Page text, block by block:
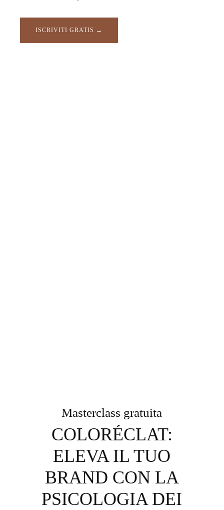
ISCRIVITI GRATIS →
Masterclass gratuita
COLORÉCLAT:
ELEVA IL TUO
BRAND CON LA
PSICOLOGIA DEI